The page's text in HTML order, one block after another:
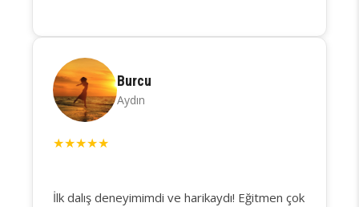
Burcu
Aydın
★★★★★
İlk dalış deneyimimdi ve harikaydı! Eğitmen çok